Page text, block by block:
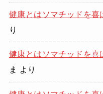
健康とはソマチッドを喜
り
健康とはソマチッドを喜
ま
より